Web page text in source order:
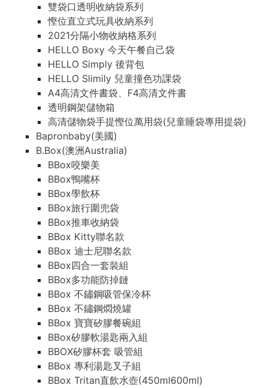
雙袋口透明收納袋系列
慳位直立式玩具收納系列
2021分隔小物收納格系列
HELLO Boxy 今天午餐自己袋
HELLO Simply 後背包
HELLO Slimily 兒童撞色功課袋
A4高清文件書袋、F4高清文件書
透明鋼架儲物箱
高清儲物袋手提慳位萬用袋(兒童睡袋專用提袋)
Bapronbaby(美國)
B.Box(澳洲Australia)
BBox咬樂美
BBox鴨嘴杯
BBox學飲杯
BBox旅行圍兜袋
BBox推車收納袋
BBox Kitty聯名款
BBox 迪士尼聯名款
BBox四合一套裝組
BBox多功能防掉鏈
BBox 不鏽鋼吸管保冷杯
BBox 不鏽鋼燜燒罐
BBox 寶寶矽膠餐碗組
BBox矽膠軟湯匙兩入組
BBOX矽膠杯套 吸管組
BBox 專利湯匙叉子組
BBox Tritan直飲水壺(450ml600ml)